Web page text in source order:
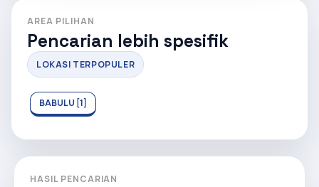
AREA PILIHAN
Pencarian lebih spesifik
LOKASI TERPOPULER
BABULU [1]
HASIL PENCARIAN